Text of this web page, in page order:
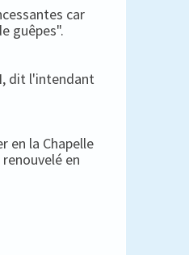
car
guêpes".
dit l'intendant
en la Chapelle
en